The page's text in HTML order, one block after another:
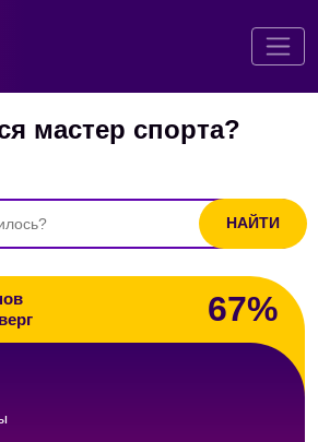
мастер спорта?
67%